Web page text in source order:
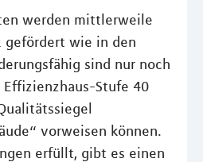
werden mittlerweile
gefördert wie in den
sind nur noch
Stufe 40
vorweisen können.
erfüllt, gibt es einen